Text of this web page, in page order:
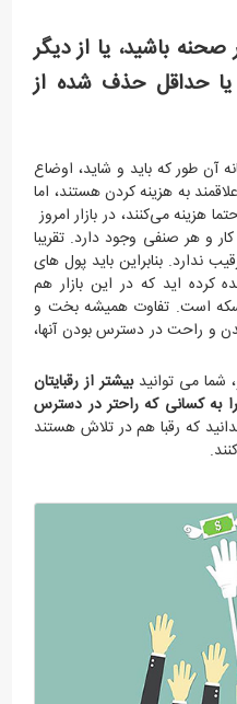
باشید، یا از دیگر
یا حداقل حذف شده از
آن طور که باید و شاید، اوضاع
به هزینه کردن هستند، اما
هزینه می‌کنند، در بازار امروز
و هر صنفی وجود دارد. تقریبا
ندارد. بنابراین باید پول های
کرده اید که در این بازار هم
است. تفاوت همیشه بخت و
و راحت در دسترس بودن آنها،
شما می توانیدبیشتر از رقبایتان
به کسانی که راحتر در دسترس
که رقبا هم در تلاش هستند